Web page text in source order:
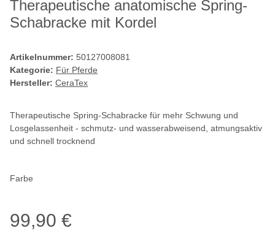
Therapeutische anatomische Spring-
Schabracke mit Kordel
Artikelnummer: 50127008081
Kategorie: Für Pferde
Hersteller: CeraTex
Therapeutische Spring-Schabracke für mehr Schwung und
Losgelassenheit - schmutz- und wasserabweisend, atmungsaktiv
und schnell trocknend
Farbe
99,90 €